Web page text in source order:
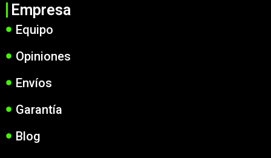
Empresa
Equipo
Opiniones
Envíos
Garantía
Blog